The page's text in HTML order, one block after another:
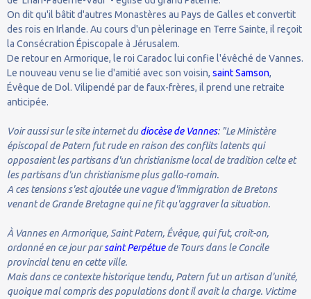
On dit qu'il bâtit d'autres Monastères au Pays de Galles et convertit
des rois en Irlande. Au cours d'un pèlerinage en Terre Sainte, il reçoit
la Consécration Épiscopale à Jérusalem.
De retour en Armorique, le roi Caradoc lui confie l'évêché de Vannes.
Le nouveau venu se lie d'amitié avec son voisin, saint Samson,
Évêque de Dol. Vilipendé par de faux-frères, il prend une retraite
anticipée.
Voir aussi sur le site internet dudiocèse de Vannes: "Le Ministère
épiscopal de Patern fut rude en raison des conflits latents qui
opposaient les partisans d'un christianisme local de tradition celte et
les partisans d'un christianisme plus gallo-romain.
A ces tensions s'est ajoutée une vague d'immigration de Bretons
venant de Grande Bretagne qui ne fit qu'aggraver la situation.
À Vannes en Armorique, Saint Patern, Évêque, qui fut, croit-on,
ordonné en ce jour parsaint Perpétuede Tours dans le Concile
provincial tenu en cette ville.
Mais dans ce contexte historique tendu, Patern fut un artisan d'unité,
quoique mal compris des populations dont il avait la charge. Victime